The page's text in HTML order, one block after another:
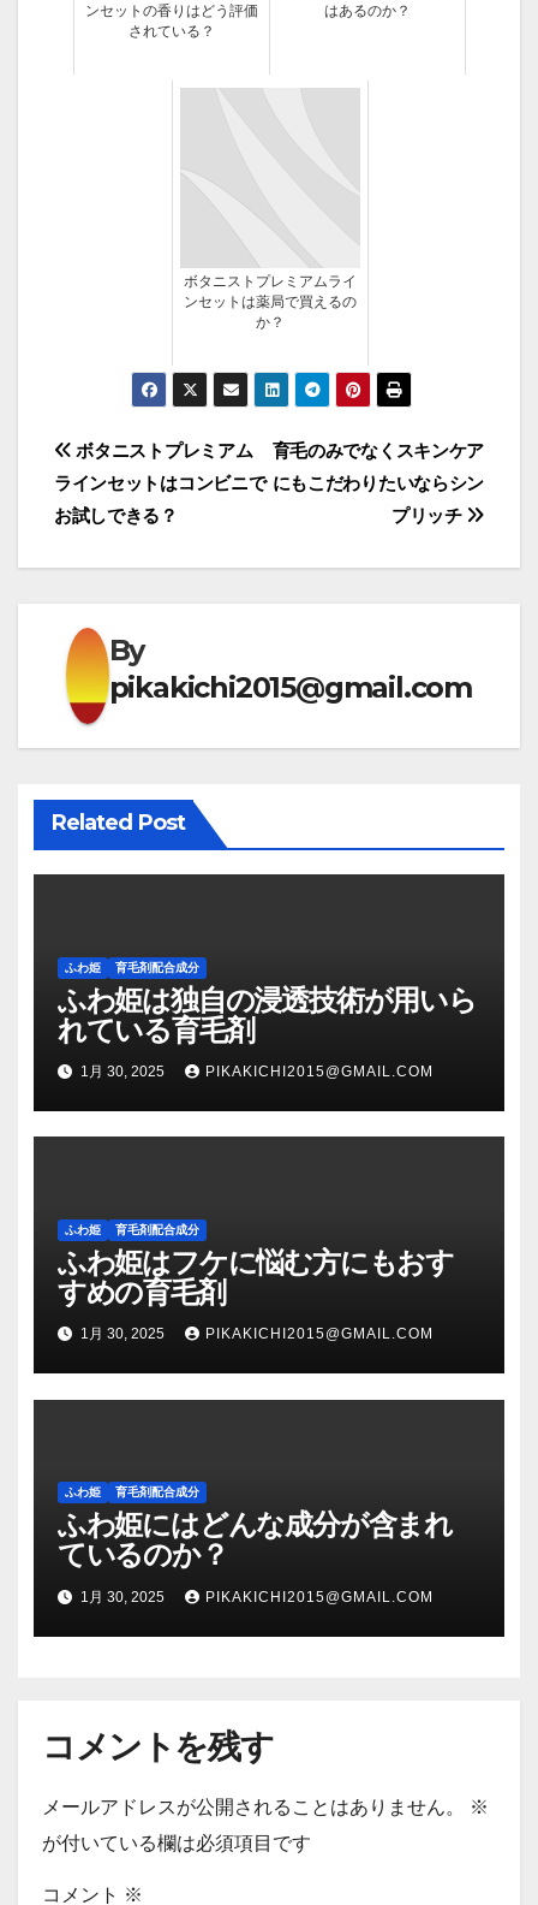
ンセットの香りはどう評価
されている？
はあるのか？
ボタニストプレミアムライ
ンセットは薬局で買えるの
か？
投
稿
ナ
ゲ
ー
シ
ョ
ン
育毛のみでなくスキンケア
にもこだわりたいならシン
プリッチ
ボタニストプレミアム
ラインセットはコンビニで
お試しできる？
By
pikakichi2015@gmail.com
Related Post
ふわ姫 育毛剤配合成分
ふわ姫は独自の浸透技術が用いら
れている育毛剤
1月 30, 2025 PIKAKICHI2015@GMAIL.COM
ふわ姫 育毛剤配合成分
ふわ姫はフケに悩む方にもおす
すめの育毛剤
1月 30, 2025 PIKAKICHI2015@GMAIL.COM
ふわ姫 育毛剤配合成分
ふわ姫にはどんな成分が含まれ
ているのか？
1月 30, 2025 PIKAKICHI2015@GMAIL.COM
コメントを残す
メールアドレスが公開されることはありません。
※
が付いている欄は必須項目です
コメント ※